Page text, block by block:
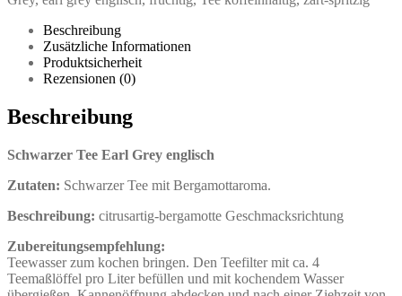
Beschreibung
Zusätzliche Informationen
Produktsicherheit
Rezensionen (0)
Beschreibung
Schwarzer Tee Earl Grey englisch
Zutaten: Schwarzer Tee mit Bergamottaroma.
Beschreibung: citrusartig-bergamotte Geschmacksrichtung
Zubereitungsempfehlung:
Teewasser zum kochen bringen. Den Teefilter mit ca. 4
Teemaßlöffel pro Liter befüllen und mit kochendem Wasser